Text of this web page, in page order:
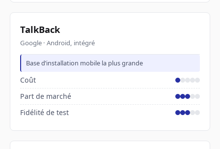
TalkBack
Google · Android, intégré
Base d’installation mobile la plus grande
Coût
Part de marché
Fidélité de test